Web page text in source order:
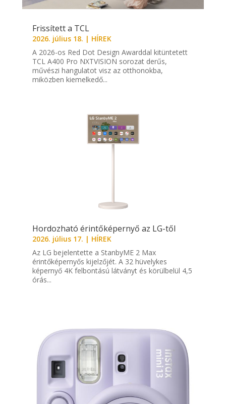
Frissített a TCL
2026. július 18. | HÍREK
A 2026-os Red Dot Design Awarddal kitüntetett
TCL A400 Pro NXTVISION sorozat derűs,
művészi hangulatot visz az otthonokba,
miközben kiemelkedő...
Hordozható érintőképernyő az LG-től
2026. július 17. | HÍREK
Az LG bejelentette a StanbyME 2 Max
érintőképernyős kijelzőjét. A 32 hüvelykes
képernyő 4K felbontású látványt és körülbelül 4,5
órás...